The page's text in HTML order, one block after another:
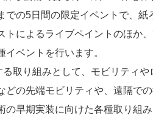
の5日間の限定イベントで、紙
によるライブペイントのほか
ベントを行います。
取り組みとして、モビリティや
どの先端モビリティや、遠隔で
早期実装に向けた各種取り組み